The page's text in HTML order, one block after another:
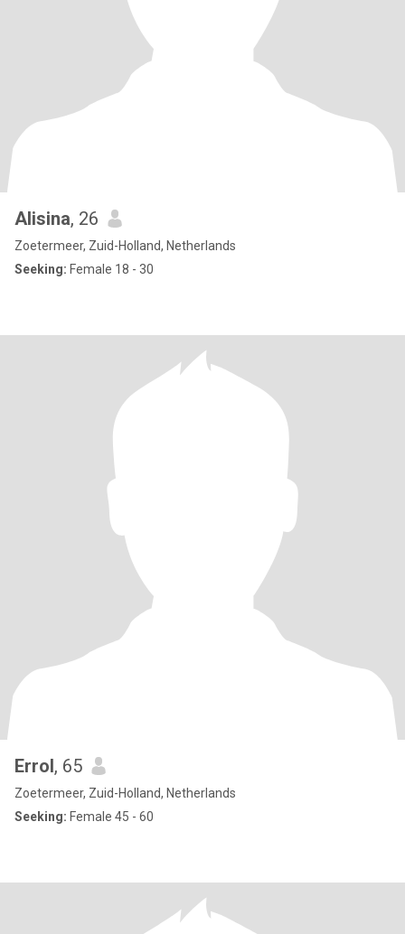
Alisina, 26
Zoetermeer, Zuid-Holland, Netherlands
Seeking: Female 18 - 30
Errol, 65
Zoetermeer, Zuid-Holland, Netherlands
Seeking: Female 45 - 60